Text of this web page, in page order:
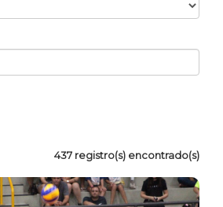
437 registro(s) encontrado(s)